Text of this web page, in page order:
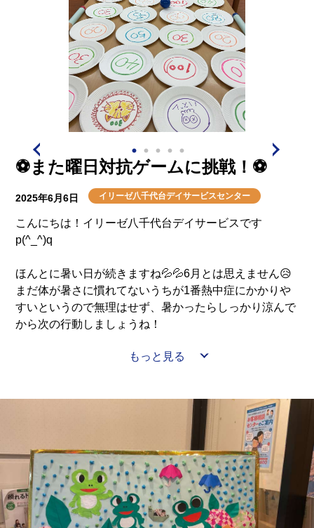
⚽️また曜日対抗ゲームに挑戦！⚽️
2025年6月6日 イリーゼ八千代台デイサービスセンター
こんにちは！イリーゼ八千代台デイサービスです
p(^_^)q
ほんとに暑い日が続きますね💦💦6月とは思えません😥
まだ体が暑さに慣れてないうちが1番熱中症にかかりや
すいというので無理はせず、暑かったらしっかり涼んで
から次の行動しましょうね！
そして先週のレクリエーションは、曜日対抗レクリエー
お皿の上に得点が書いてありボールを投げるのですが、
中々思い通りにいかず皆様もどかしいようでした🤭高得
結果はというと…火曜日に圧勝でした🥳
技だけではなく、運も重要になってくるので火曜日チー
ムは最強でしたね😉
もっと見る